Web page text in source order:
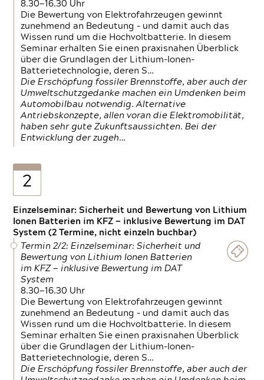
8.30—16.30 Uhr
Die Bewertung von Elektrofahrzeugen gewinnt
zunehmend an Bedeutung – und damit auch das
Wissen rund um die Hochvoltbatterie. In diesem
Seminar erhalten Sie einen praxisnahen Überblick
über die Grundlagen der Lithium-Ionen-
Batterietechnologie, deren S…
Die Erschöpfung fossiler Brennstoffe, aber auch der
Umweltschutzgedanke machen ein Umdenken beim
Automobilbau notwendig. Alternative
Antriebskonzepte, allen voran die Elektromobilität,
haben sehr gute Zukunftsaussichten. Bei der
Entwicklung der zugeh…
2
Einzelseminar: Sicherheit und Bewertung von Lithium
Ionen Batterien im KFZ — inklusive Bewertung im DAT
System (2 Termine, nicht einzeln buchbar)
Termin 2/2: Einzelseminar: Sicherheit und
Bewertung von Lithium Ionen Batterien
im KFZ — inklusive Bewertung im DAT
System
8.30—16.30 Uhr
Die Bewertung von Elektrofahrzeugen gewinnt
zunehmend an Bedeutung – und damit auch das
Wissen rund um die Hochvoltbatterie. In diesem
Seminar erhalten Sie einen praxisnahen Überblick
über die Grundlagen der Lithium-Ionen-
Batterietechnologie, deren S…
Die Erschöpfung fossiler Brennstoffe, aber auch der